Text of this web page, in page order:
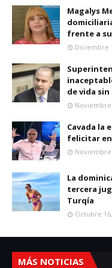
Magalys
frente a
Diciembre
de vida
Noviembre
Cavada la
felicitar en
Noviembre
La
tercera
Turqía
Octubre
MÁS NOTICIAS